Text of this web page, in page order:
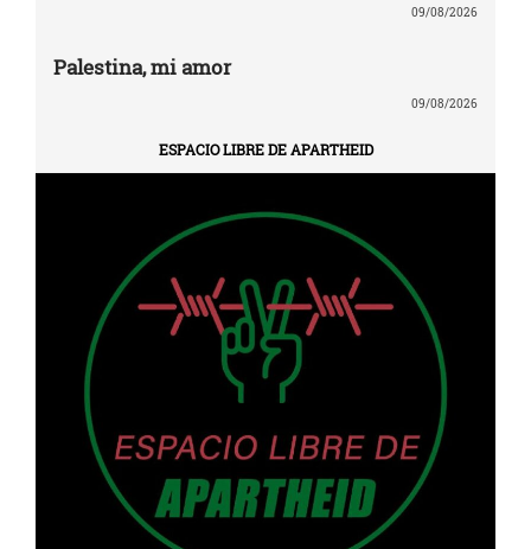
09/08/2026
Palestina, mi amor
09/08/2026
ESPACIO LIBRE DE APARTHEID